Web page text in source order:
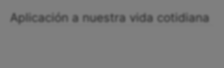
Aplicación a nuestra vida cotidiana